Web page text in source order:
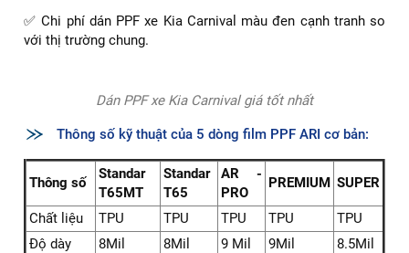
✅ Độ đàn hồi vượt trội, tự phục hồi được các vết xước
<0,013mm.
Dán PPF xe Kia Carnival thương hiệu ARI
✅ Đa dạng mã phim, phục vụ được nhu cầu của đông đảo
quý khách hàng.
✅ Chính sách bảo hành dao động trong khoảng từ 3 - 10
năm, đảm bảo quyền lợi của quý khách hàng.
✅ Chi phí dán PPF xe Kia Carnival màu đen cạnh tranh so